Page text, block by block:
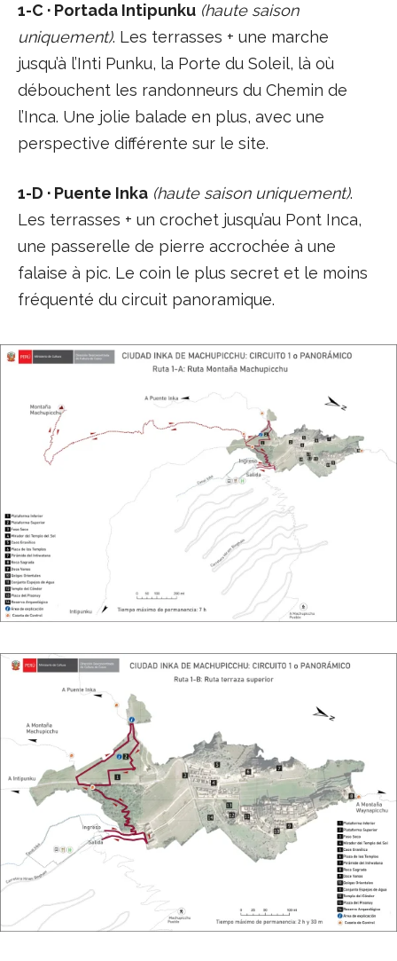
1-C · Portada Intipunku (haute saison
uniquement). Les terrasses + une marche
jusqu’à l’Inti Punku, la Porte du Soleil, là où
débouchent les randonneurs du Chemin de
l’Inca. Une jolie balade en plus, avec une
perspective différente sur le site.
1-D · Puente Inka (haute saison uniquement).
Les terrasses + un crochet jusqu’au Pont Inca,
une passerelle de pierre accrochée à une
falaise à pic. Le coin le plus secret et le moins
fréquenté du circuit panoramique.